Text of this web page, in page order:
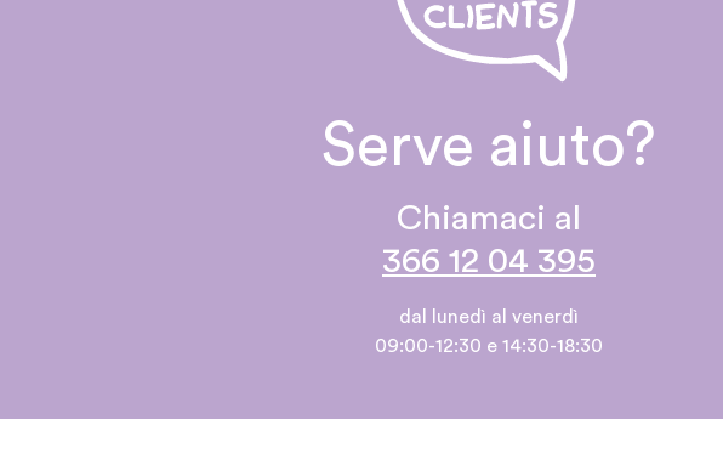
Serve aiuto?
Chiamaci al
366 12 04 395
dal lunedì al venerdì
09:00-12:30 e 14:30-18:30